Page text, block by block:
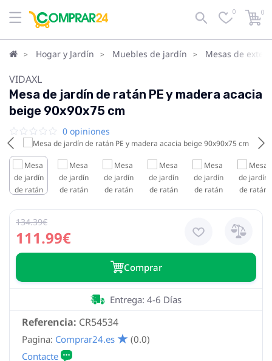
0 0
Hogar y Jardín Muebles de jardín Mesas de
VIDAXL
Mesa de jardín de ratán PE y madera acacia
beige 90x90x75 cm
0 opiniones
111.99€
134.39€
Сomprar
Referencia: CR54534
Entrega: 4-6 Días
Pagina: Comprar24.es (0.0)